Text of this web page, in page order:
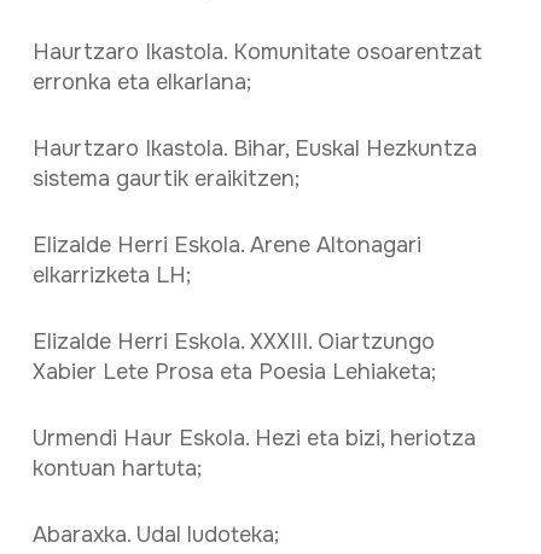
Haurtzaro Ikastola. Komunitate osoarentzat
erronka eta elkarlana;
Haurtzaro Ikastola. Bihar, Euskal Hezkuntza
sistema gaurtik eraikitzen;
Elizalde Herri Eskola. Arene Altonagari
elkarrizketa LH;
Elizalde Herri Eskola. XXXIII. Oiartzungo
Xabier Lete Prosa eta Poesia Lehiaketa;
Urmendi Haur Eskola. Hezi eta bizi, heriotza
kontuan hartuta;
Abaraxka. Udal ludoteka;